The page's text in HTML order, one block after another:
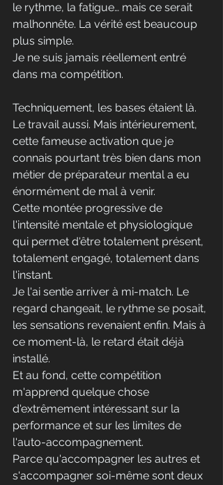
le rythme, la fatigue… mais ce serait
malhonnête. La vérité est beaucoup
plus simple.
Je ne suis jamais réellement entré
dans ma compétition.
Techniquement, les bases étaient là.
Le travail aussi. Mais intérieurement,
cette fameuse activation que je
connais pourtant très bien dans mon
métier de préparateur mental a eu
énormément de mal à venir.
Cette montée progressive de
l'intensité mentale et physiologique
qui permet d'être totalement présent,
totalement engagé, totalement dans
l'instant.
Je l'ai sentie arriver à mi-match. Le
regard changeait, le rythme se posait,
les sensations revenaient enfin. Mais à
ce moment-là, le retard était déjà
installé.
Et au fond, cette compétition
m'apprend quelque chose
d'extrêmement intéressant sur la
performance et sur les limites de
l'auto-accompagnement.
Parce qu'accompagner les autres et
s'accompagner soi-même sont deux